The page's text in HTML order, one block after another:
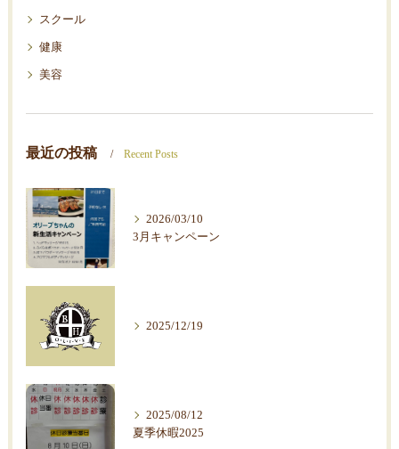
スクール
健康
美容
最近の投稿 Recent Posts
2026/03/10
3月キャンペーン
2025/12/19
2025/08/12
夏季休暇2025